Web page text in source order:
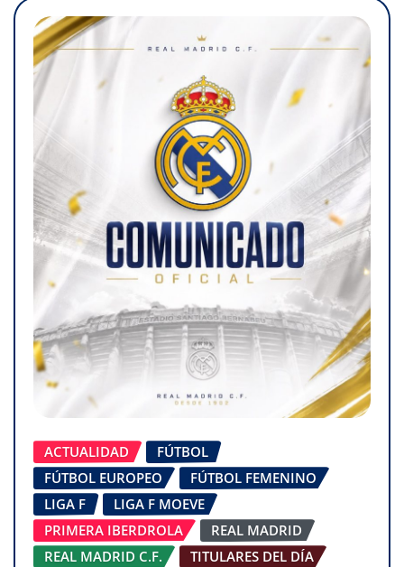
ACTUALIDAD
FÚTBOL
FÚTBOL EUROPEO
FÚTBOL FEMENINO
LIGA F
LIGA F MOEVE
PRIMERA IBERDROLA
REAL MADRID
REAL MADRID C.F.
TITULARES DEL DÍA